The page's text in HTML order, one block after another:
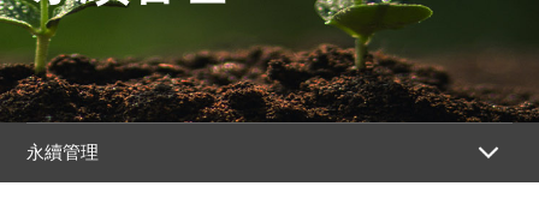
信賴服務
永續工程
企業公民
永續管理